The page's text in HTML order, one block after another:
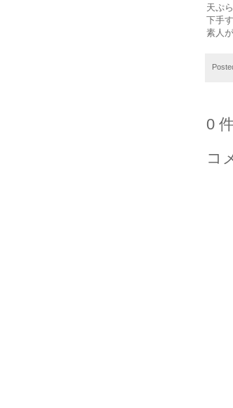
天ぷ
下手
素人
0
コ